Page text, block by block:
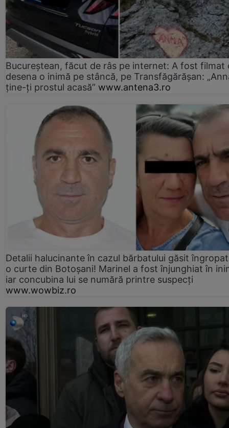
Bucureștean, făcut de râs pe internet: A fost filmat
desena o inimă pe stâncă, pe Transfăgărășan:
ține-ți prostul acasă” www.antena3.ro
Detalii halucinante în cazul bărbatului găsit
o curte din Botoșani! Marinel a fost înjunghiat în
iar concubina lui se numără printre suspecți
www.wowbiz.ro